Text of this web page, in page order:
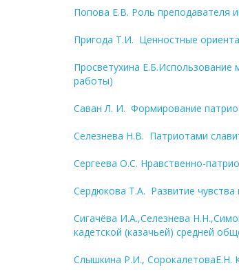
Попова Е.В. Роль преподавателя
Пригода Т.И. Ценностные
Просветухина
работы)
Саван Л. И. Формирование
Селезнева Н.В. Патриотами
Сергеева О.С. Нравственно-
Сердюкова Т.А. Развитие чувства
Сигачёва И.А.,Селезнева
кадетской (казачьей) средней
Слышкина Р.И., СорокалетоваЕ.Н.